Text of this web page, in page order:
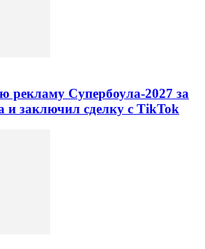
рекламу Супербоула-2027 за
и заключил сделку с TikTok